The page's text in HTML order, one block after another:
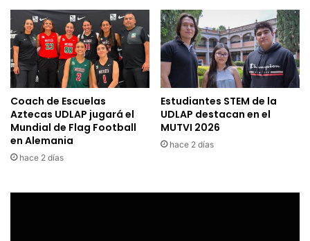
Coach de Escuelas
Aztecas UDLAP jugará el
Mundial de Flag Football
en Alemania
hace 2 días
Estudiantes STEM de la
UDLAP destacan en el
MUTVI 2026
hace 2 días